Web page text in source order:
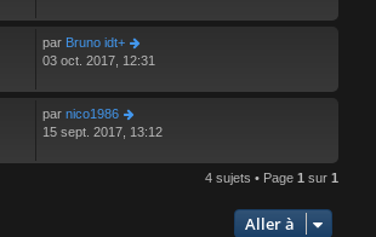
par Bruno idt+
03 oct. 2017, 12:31
par nico1986
15 sept. 2017, 13:12
4 sujets • Page 1 sur 1
Aller à